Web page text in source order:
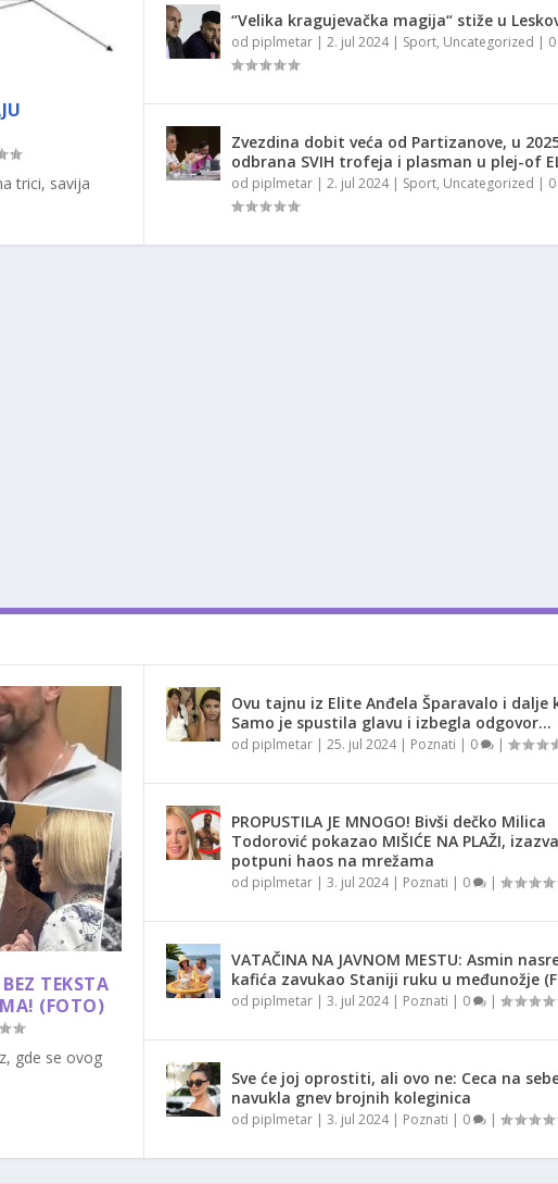
trici, savija
“Velika kragujevačka magija“ stiže u
od piplmetar| 2. jul 2024| Sport, Uncategorized | 0
Zvezdina dobit veća od Partizanove, u
odbrana SVIH trofeja i plasman u plej-of
od piplmetar| 2. jul 2024| Sport, Uncategorized | 0
TEKSTA
(FOTO)
gde se ovog
Ovu tajnu iz Elite Anđela Šparavalo i dalje
Samo je spustila glavu i izbegla odgovor…
od piplmetar| 25. jul 2024| Poznati | 0 |
PROPUSTILA JE MNOGO! Bivši dečko Milica
Todorović pokazao MIŠIĆE NA PLAŽI,
potpuni haos na mrežama
od piplmetar| 3. jul 2024| Poznati | 0 |
VATAČINA NA JAVNOM MESTU: Asmin
kafića zavukao Staniji ruku u međunožje
od piplmetar| 3. jul 2024| Poznati | 0 |
Sve će joj oprostiti, ali ovo ne: Ceca na
navukla gnev brojnih koleginica
od piplmetar| 3. jul 2024| Poznati | 0 |